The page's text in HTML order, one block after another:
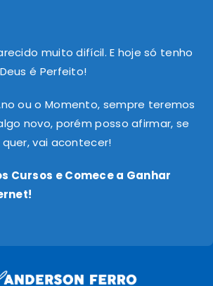
muito difícil. E hoje só tenho
é Perfeito!
ou o Momento, sempre teremos
novo, porém posso afirmar, se
vai acontecer!
Cursos e Comece a Ganhar